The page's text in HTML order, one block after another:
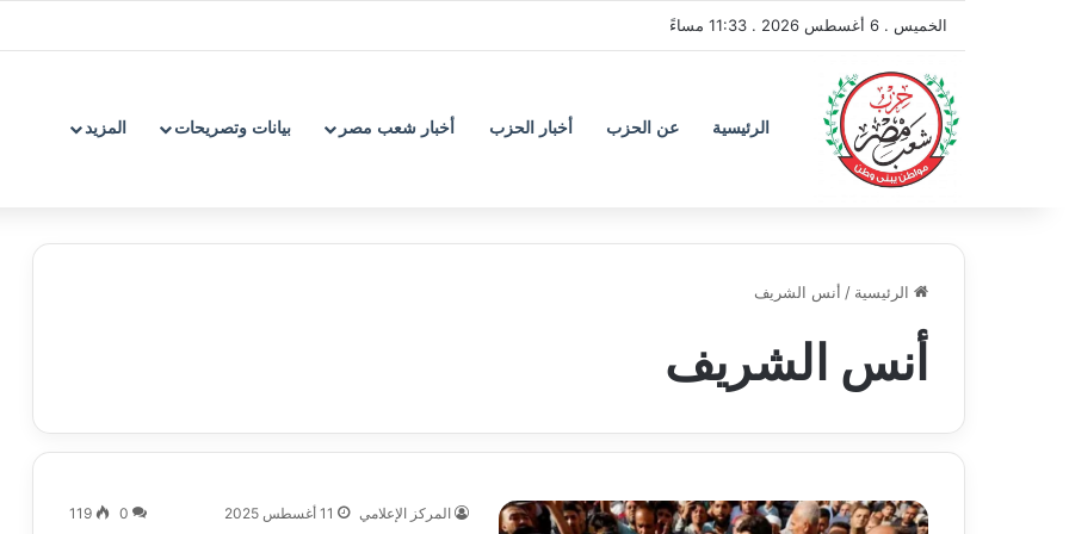
الخميس . 6 أغسطس 2026 . 11:33 مساءً
الرئيسية عن الحزب أخبار الحزب أخبار شعب مصر بيانات وتصريحات المزيد
الرئيسية / أنس الشريف
أنس الشريف
المركز الإعلامي 11 أغسطس 2025 0
119